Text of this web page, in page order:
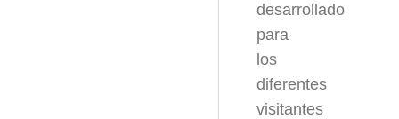
desarrollado
para
los
diferentes
visitantes